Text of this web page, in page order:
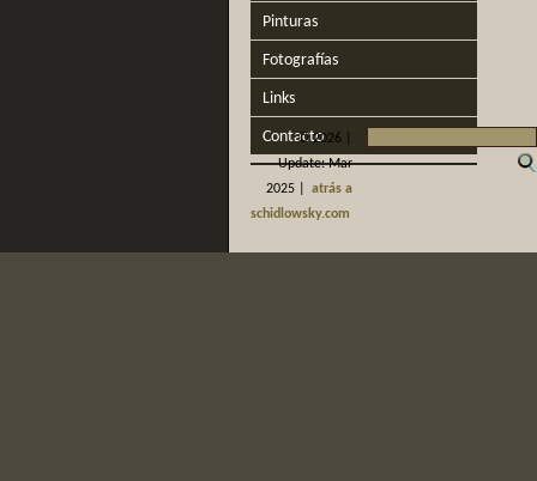
Pinturas
Fotografías
Links
Contacto
©2026 |
Update: Mar
2025 |
atrás a
schidlowsky.com